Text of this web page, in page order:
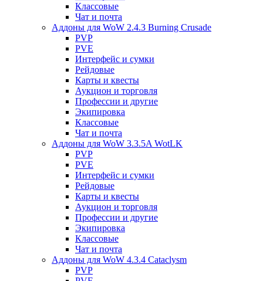
Классовые
Чат и почта
Аддоны для WoW 2.4.3 Burning Crusade
PVP
PVE
Интерфейс и сумки
Рейдовые
Карты и квесты
Аукцион и торговля
Профессии и другие
Экипировка
Классовые
Чат и почта
Аддоны для WoW 3.3.5A WotLK
PVP
PVE
Интерфейс и сумки
Рейдовые
Карты и квесты
Аукцион и торговля
Профессии и другие
Экипировка
Классовые
Чат и почта
Аддоны для WoW 4.3.4 Cataclysm
PVP